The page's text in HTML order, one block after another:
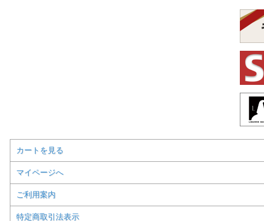
カートを見る
マイページへ
ご利用案内
特定商取引法表示